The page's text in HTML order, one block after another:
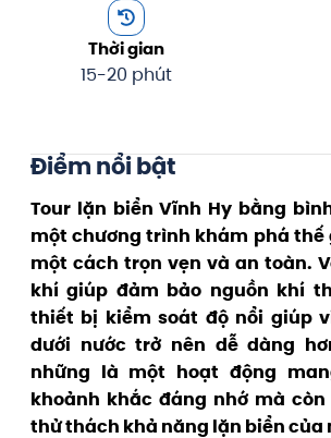
Thời gian
15-20 phút
Điểm nổi bật
Tour lặn biển Vĩnh Hy bằng
một chương trình khám phá thế
một cách trọn vẹn và an toàn.
khí giúp đảm bảo nguồn khí
thiết bị kiểm soát độ nổi giúp
dưới nước trở nên dễ dàng
những là một hoạt động
khoảnh khắc đáng nhớ mà
thử thách khả năng lặn biển của